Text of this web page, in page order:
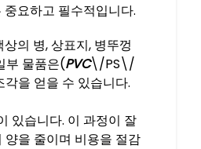
요하고 필수적입니다.
의 병, 상표지, 병뚜껑
부 물품은(PVC\/PS\/
을 얻을 수 있습니다.
있습니다. 이 과정이 잘
을 줄이며 비용을 절감